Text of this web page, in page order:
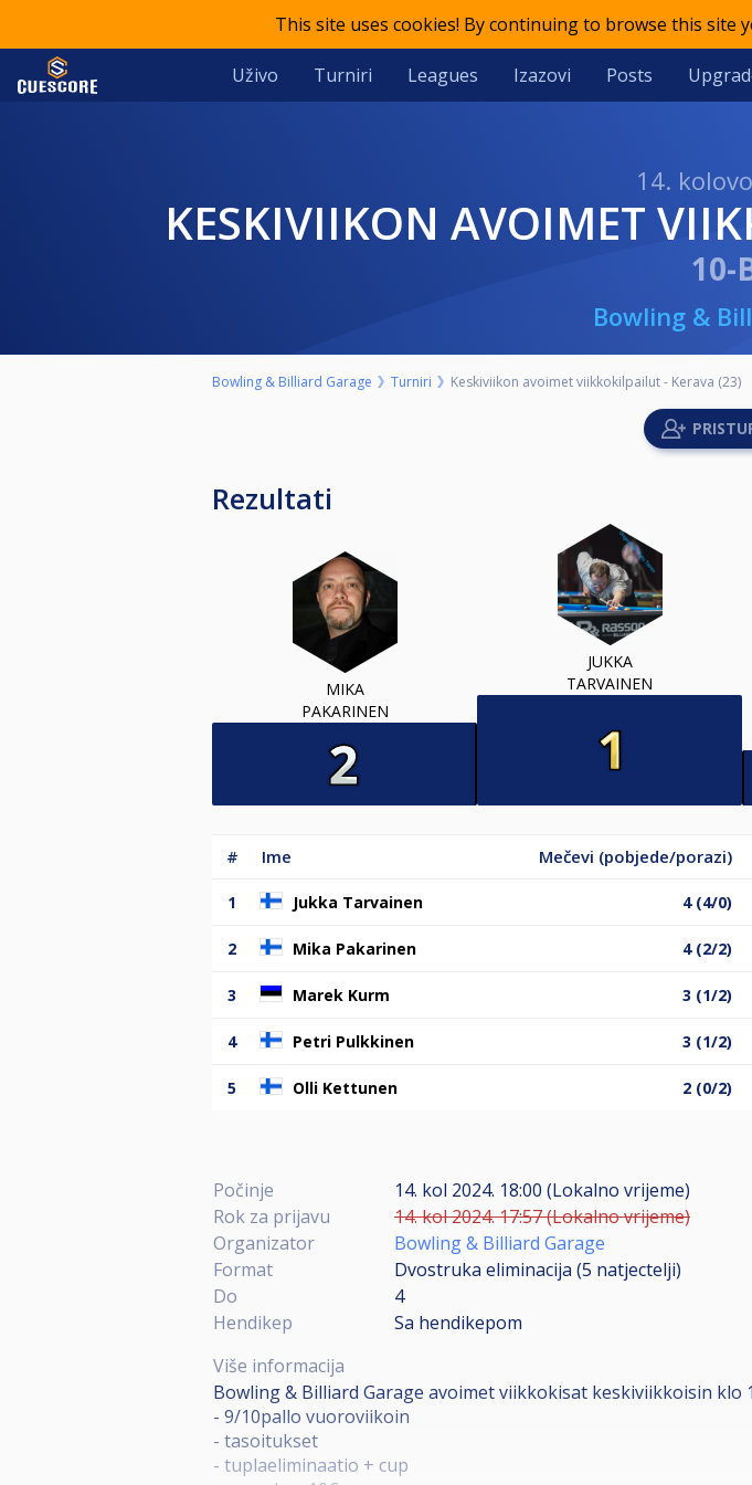
This site uses cookies! By continuing to browse this site
Uživo Turniri Leagues Izazovi Posts
14.
KESKIVIIKON AVOIMET
10-
Bowling &
Bowling & Billiard Garage Turniri Keskiviikon avoimet viikkokilpailut - Kerava (23)
Rezultati
MIKA
PAKARINEN
JUKKA
TARVAINEN
# Ime Mečevi (pobjede/porazi)
1 Jukka Tarvainen 4 (4/0)
2 Mika Pakarinen 4 (2/2)
3 Marek Kurm 3 (1/2)
4 Petri Pulkkinen 3 (1/2)
5 Olli Kettunen 2 (0/2)
Počinje
14. kol 2024. 18:00 (Lokalno vrijeme)
Rok za prijavu
14. kol 2024. 17:57 (Lokalno vrijeme)
Organizator
Bowling & Billiard Garage
Format
Dvostruka eliminacija (5 natjectelji)
Do
4
Hendikep
Sa hendikepom
Više informacija
Bowling & Billiard Garage avoimet viikkokisat keskiviikkoisin klo
- 9/10pallo vuoroviikoin
- tasoitukset
- tuplaeliminaatio + cup